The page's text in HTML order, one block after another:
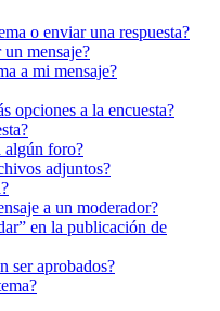
o enviar una respuesta?
mensaje?
a mi mensaje?
opciones a la encuesta?
algún foro?
adjuntos?
a un moderador?
en la publicación de
ser aprobados?